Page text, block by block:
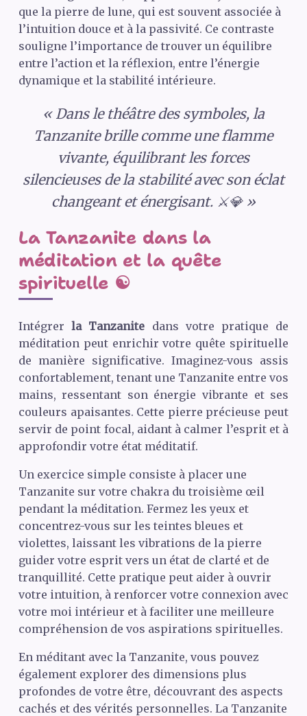
que la pierre de lune, qui est souvent associée à
l’intuition douce et à la passivité. Ce contraste
souligne l’importance de trouver un équilibre
entre l’action et la réflexion, entre l’énergie
dynamique et la stabilité intérieure.
« Dans le théâtre des symboles, la
Tanzanite brille comme une flamme
vivante, équilibrant les forces
silencieuses de la stabilité avec son éclat
changeant et énergisant. ⚔️💎 »
La Tanzanite dans la
méditation et la quête
spirituelle ☯️
Intégrerla Tanzanite dans votre pratique de
méditation peut enrichir votre quête spirituelle
de manière significative. Imaginez-vous assis
confortablement, tenant une Tanzanite entre vos
mains, ressentant son énergie vibrante et ses
couleurs apaisantes. Cette pierre précieuse peut
servir de point focal, aidant à calmer l’esprit et à
approfondir votre état méditatif.
Un exercice simple consiste à placer une
Tanzanite sur votre chakra du troisième œil
pendant la méditation. Fermez les yeux et
concentrez-vous sur les teintes bleues et
violettes, laissant les vibrations de la pierre
guider votre esprit vers un état de clarté et de
tranquillité. Cette pratique peut aider à ouvrir
votre intuition, à renforcer votre connexion avec
votre moi intérieur et à faciliter une meilleure
compréhension de vos aspirations spirituelles.
En méditant avec la Tanzanite, vous pouvez
également explorer des dimensions plus
profondes de votre être, découvrant des aspects
cachés et des vérités personnelles. La Tanzanite